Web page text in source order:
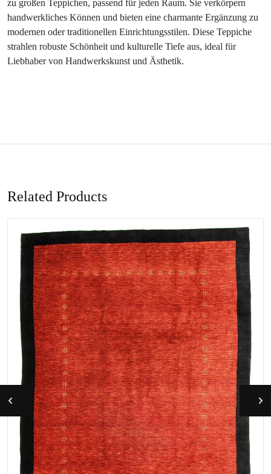
zu großen Teppichen, passend für jeden Raum. Sie verkörpern
handwerkliches Können und bieten eine charmante Ergänzung zu
modernen oder traditionellen Einrichtungsstilen. Diese Teppiche
strahlen robuste Schönheit und kulturelle Tiefe aus, ideal für
Liebhaber von Handwerkskunst und Ästhetik.
Related Products